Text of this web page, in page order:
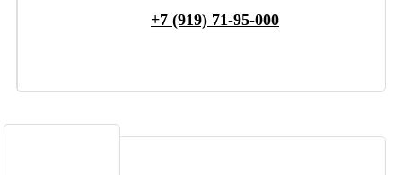
+7 (919) 71-95-000